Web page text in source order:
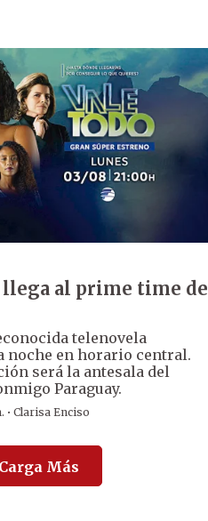
llega al prime time de
telenovela
noche en horario central.
será la antesala del
Paraguay.
·Clarisa Enciso
Carga Más